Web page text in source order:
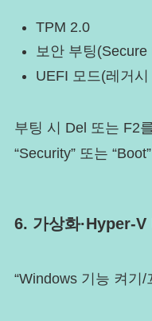
TPM 2.0
보안 부팅(Secure
UEFI 모드(레거
부팅 시 Del 또는 F2
“Security” 또는
6. 가상화·Hyper-V
“Windows 기능 켜기